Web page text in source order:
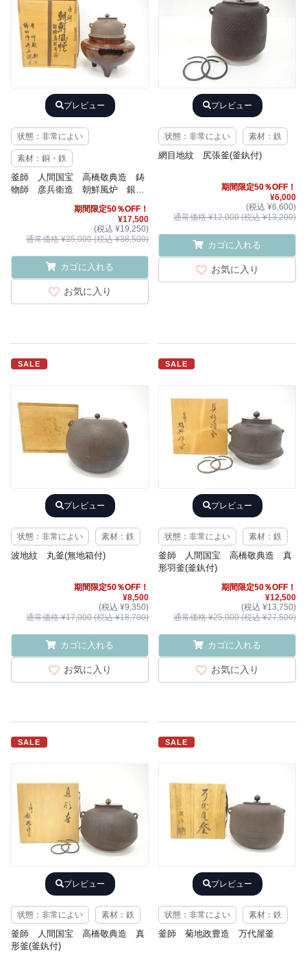
プレビュー
状態：非常によい
素材：銅・鉄
釜師 人間国宝 高橋敬典造 鋳
物師 彦兵衛造 朝鮮風炉 銀摘
期間限定50％OFF！
¥17,500
(税込 ¥19,250)
通常価格 ¥35,000 (税込 ¥38,500)
カゴに入れる
お気に入り
プレビュー
状態：非常によい 素材：鉄
網目地紋 尻張釜(釜釻付)
期間限定50％OFF！
¥6,000
(税込 ¥6,600)
通常価格 ¥12,000 (税込 ¥13,200)
カゴに入れる
お気に入り
SALE
プレビュー
状態：非常によい 素材：鉄
波地紋 丸釜(無地箱付)
期間限定50％OFF！
¥8,500
(税込 ¥9,350)
通常価格 ¥17,000 (税込 ¥18,700)
カゴに入れる
お気に入り
SALE
プレビュー
状態：非常によい 素材：鉄
釜師 人間国宝 高橋敬典造 真
形羽釜(釜釻付)
期間限定50％OFF！
¥12,500
(税込 ¥13,750)
通常価格 ¥25,000 (税込 ¥27,500)
カゴに入れる
お気に入り
SALE
プレビュー
状態：非常によい 素材：鉄
釜師 人間国宝 高橋敬典造 真
形釜(釜釻付)
SALE
プレビュー
状態：非常によい 素材：鉄
釜師 菊地政豊造 万代屋釜